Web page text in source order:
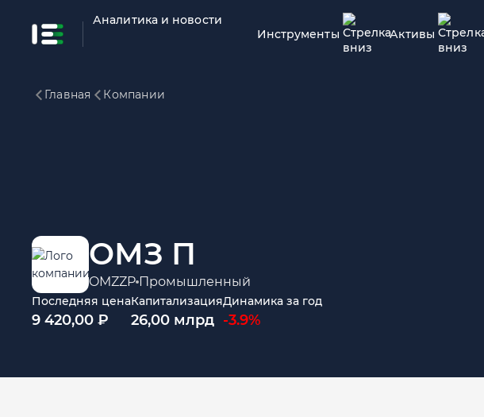
Аналитика и новости
Инструменты
Активы
Главная Компании
ОМЗ П
OMZZP Промышленный
Последняя цена
9 420,00 ₽
Капитализация
26,00 млрд
Динамика за год
-3.9%